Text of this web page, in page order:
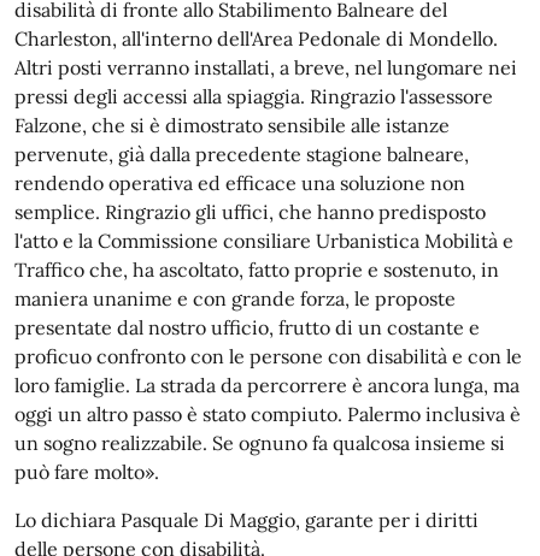
disabilità di fronte allo Stabilimento Balneare del
Charleston, all'interno dell'Area Pedonale di Mondello.
Altri posti verranno installati, a breve, nel lungomare nei
pressi degli accessi alla spiaggia. Ringrazio l'assessore
Falzone, che si è dimostrato sensibile alle istanze
pervenute, già dalla precedente stagione balneare,
rendendo operativa ed efficace una soluzione non
semplice. Ringrazio gli uffici, che hanno predisposto
l'atto e la Commissione consiliare Urbanistica Mobilità e
Traffico che, ha ascoltato, fatto proprie e sostenuto, in
maniera unanime e con grande forza, le proposte
presentate dal nostro ufficio, frutto di un costante e
proficuo confronto con le persone con disabilità e con le
loro famiglie. La strada da percorrere è ancora lunga, ma
oggi un altro passo è stato compiuto. Palermo inclusiva è
un sogno realizzabile. Se ognuno fa qualcosa insieme si
può fare molto».
Lo dichiara Pasquale Di Maggio, garante per i diritti
delle persone con disabilità.